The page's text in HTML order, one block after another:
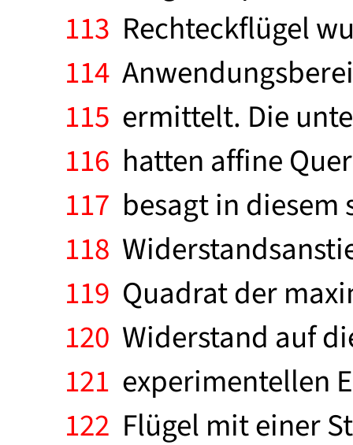
113 Rechteckflügel
114
115 ermittelt. Die
116 hatten affine
117 besagt in
118
119 Quadrat der
120 Widerstand auf
121 experimentellen
122 Flügel mit einer